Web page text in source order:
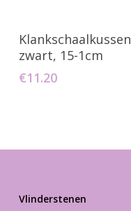
Toevoegen
zwart, 15-1cm
€11.20
Vlinderstenen